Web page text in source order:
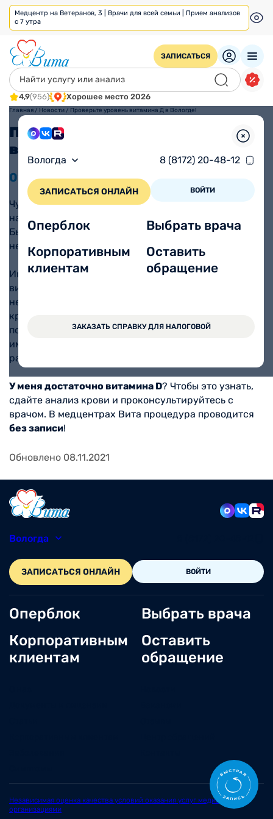
Медцентр на Ветеранов, 3 | Врачи для всей семьи | Прием анализов
с 7 утра
ЗАПИСАТЬСЯ
4,9(956) Хорошее место 2026
Вологда 8 (8172) 20-48-12
ЗАПИСАТЬСЯ ОНЛАЙН ВОЙТИ
Оперблок
Корпоративным
клиентам
Выбрать врача
Оставить
обращение
ЗАКАЗАТЬ СПРАВКУ ДЛЯ НАЛОГОВОЙ
Главная / Новости / Проверьте уровень витамина Д в Вологде!
Проверьте уровень
витамина Д в Вологде!
01.11
Чувствуете усталость, мышечную слабость, и нет
настроения? Стали часто подхватывать простуды?
Были неожиданные переломы? Пора задуматься о
нехватке «
солнечного » витамина.
Именно солнечные лучи способствуют синтезу
витамина D в организме. Он поддерживает
необходимую концентрацию кальция и фосфора в
крови и обеспечивает прочность костей. Витамин D
повышает защитные силы организма, укрепляет
иммунитет взрослых и детей, предупреждает
развитие серьезных болезней.
У меня достаточно витамина D? Чтобы это узнать,
сдайте анализ крови и проконсультируйтесь с
врачом. В медцентрах Вита процедура проводится
без записи!
Обновлено 08.11.2021
Вологда
ЗАПИСАТЬСЯ ОНЛАЙН ВОЙТИ
Оперблок
Корпоративным
клиентам
Выбрать врача
Оставить
обращение
Независимая оценка качества условий оказания услуг медицинскими
организациями